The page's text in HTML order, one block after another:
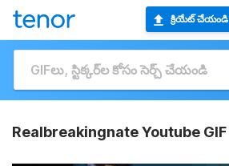
క్రియేట్ చేయండి
Realbreakingnate Youtube GIF